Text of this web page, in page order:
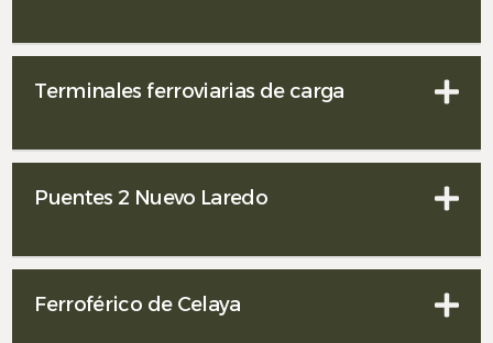
Terminales ferroviarias de carga
Puentes 2 Nuevo Laredo
Ferroférico de Celaya